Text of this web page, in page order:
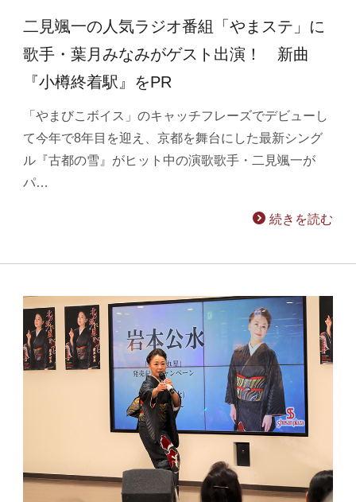
二見颯一の人気ラジオ番組「やまステ」に
歌手・葉月みなみがゲスト出演！ 新曲
『小樽終着駅』をPR
「やまびこボイス」のキャッチフレーズでデビューし
て今年で8年目を迎え、京都を舞台にした最新シング
ル『古都の雪』がヒット中の演歌歌手・二見颯一が
パ…
続きを読む